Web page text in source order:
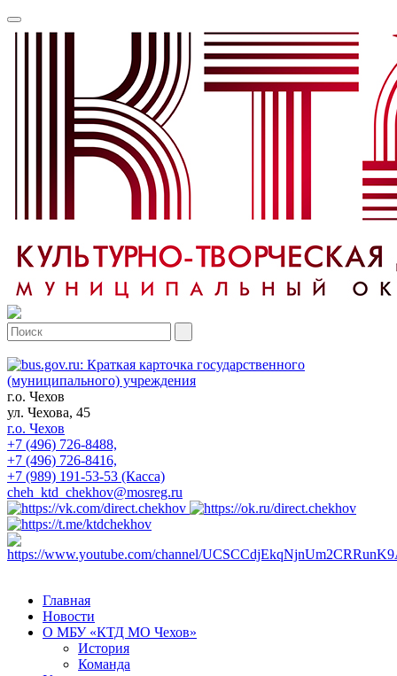
г.о. Чехов
ул. Чехова, 45
г.о. Чехов
+7 (496) 726-8488,
+7 (496) 726-8416,
+7 (989) 191-53-53 (Касса)
cheh_ktd_chekhov@mosreg.ru
Главная
Новости
О МБУ «КТД МО Чехов»
История
Команда